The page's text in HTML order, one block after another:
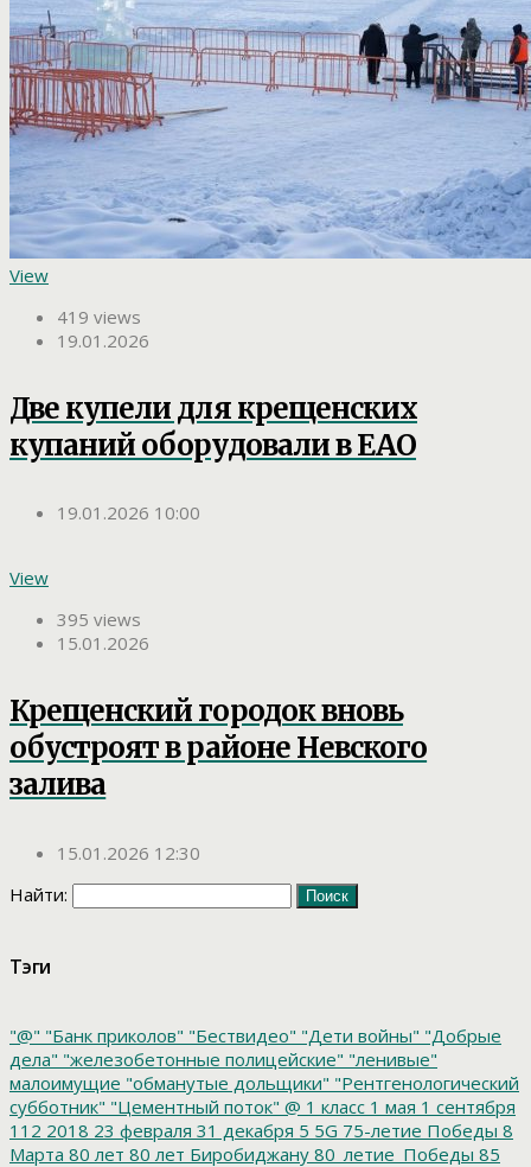
View
419 views
19.01.2026
Две купели для крещенских
купаний оборудовали в ЕАО
19.01.2026 10:00
View
395 views
15.01.2026
Крещенский городок вновь
обустроят в районе Невского
залива
15.01.2026 12:30
Найти:
Тэги
"@" "Банк приколов" "Бествидео" "Дети войны" "Добрые
дела" "железобетонные полицейские" "ленивые"
малоимущие "обманутые дольщики" "Рентгенологический
субботник" "Цементный поток" @ 1 класс 1 мая 1 сентября
112 2018 23 февраля 31 декабря 5 5G 75-летие Победы 8
Марта 80 лет 80 лет Биробиджану 80_летие_Победы 85